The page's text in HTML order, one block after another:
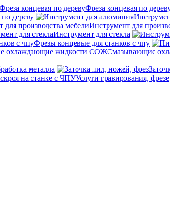
Фреза концевая по
дереву
Инструмент для
Инструмент для стекла
Фрезы концевые для станков с чпу
Смазывающие
металла
Услуги гравирования,